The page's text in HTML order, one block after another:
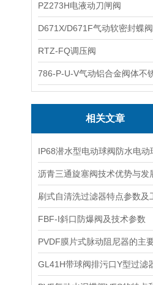
PZ273H电液动刀闸阀
D671X/D671F气动软密封蝶阀
RTZ-FQ调压阀
相关文章
FBF-I斜口防爆阀及技术参数